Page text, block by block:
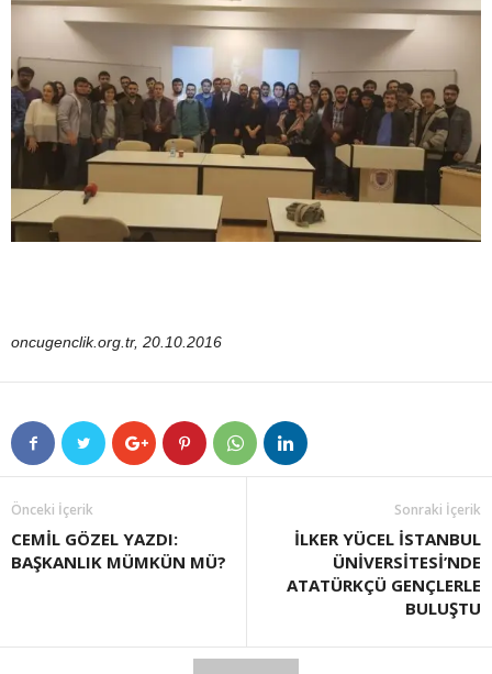
oncugenclik.org.tr, 20.10.2016
Önceki İçerik
CEMİL GÖZEL YAZDI:
BAŞKANLIK MÜMKÜN MÜ?
Sonraki İçerik
İLKER YÜCEL İSTANBUL
ÜNİVERSİTESİ’NDE
ATATÜRKÇÜ GENÇLERLE
BULUŞTU